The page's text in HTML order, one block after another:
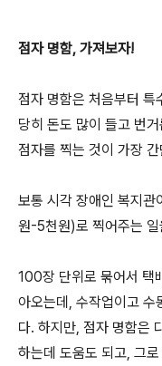
점자 명함, 가져보자!
점자 명함은 처음부터 특
당히 돈도 많이 들고 번
점자를 찍는 것이 가장
보통 시각 장애인 복지관
원-5천원)로 찍어주는 일
100장 단위로 묶어서 택
아오는데, 수작업이고 수
다. 하지만, 점자 명함은
하는데 도움도 되고, 그